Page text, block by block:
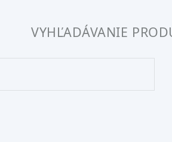
VYHĽADÁVANIE